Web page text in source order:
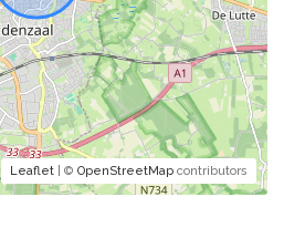
Leaflet | © OpenStreetMap contributors